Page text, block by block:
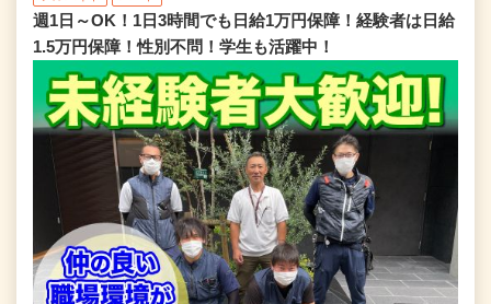
週1日～OK！1日3時間でも日給1万円保障！経験者は日給
1.5万円保障！性別不問！学生も活躍中！